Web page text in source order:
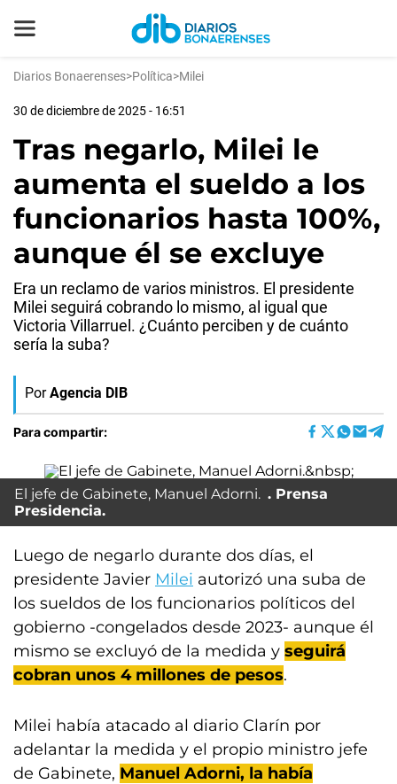
Diarios Bonaerenses>Política>Milei
30 de diciembre de 2025 - 16:51
Tras negarlo, Milei le
aumenta el sueldo a los
funcionarios hasta 100%,
aunque él se excluye
Era un reclamo de varios ministros. El presidente
Milei seguirá cobrando lo mismo, al igual que
Victoria Villarruel. ¿Cuánto perciben y de cuánto
sería la suba?
Por Agencia DIB
Para compartir:
El jefe de Gabinete, Manuel Adorni.
Prensa
Presidencia.
Luego de negarlo durante dos días, el
presidente Javier Milei autorizó una suba de
los sueldos de los funcionarios políticos del
gobierno -congelados desde 2023- aunque él
mismo se excluyó de la medida y seguirá
cobran unos 4 millones de pesos.
Milei había atacado al diario Clarín por
adelantar la medida y el propio ministro jefe
de Gabinete, Manuel Adorni, la había